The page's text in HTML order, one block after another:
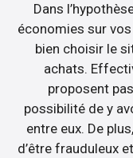
Dans
économies sur
bien choisir le
achats.
proposent
possibilité de y
entre eux. De
d’être frauduleux